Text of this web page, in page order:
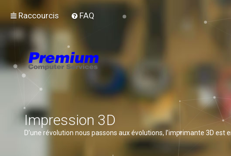
Raccourcis FAQ
Impression 3D
D’une révolution nous passons aux évolutions, l’imprimante 3D